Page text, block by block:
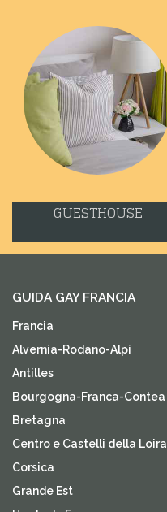
GUESTHOUSE
GUIDA GAY FRANCIA
Francia
Alvernia-Rodano-Alpi
Antilles
Bourgogna-Franca-Contea
Bretagna
Centro e Castelli della Loira
Corsica
Grande Est